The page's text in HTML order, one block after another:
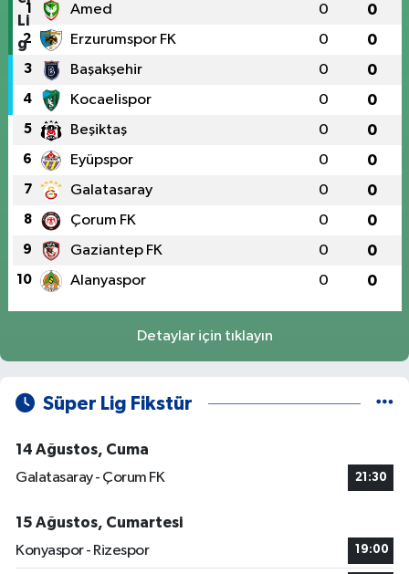
1 Amed 0 0
2 Erzurumspor FK 0 0
3 Başakşehir 0 0
4 Kocaelispor 0 0
5 Beşiktaş 0 0
6 Eyüpspor 0 0
7 Galatasaray 0 0
8 Çorum FK 0 0
9 Gaziantep FK 0 0
10 Alanyaspor 0 0
Detaylar için tıklayın
Süper Lig Fikstür
14 Ağustos, Cuma
Galatasaray - Çorum FK
21:30
15 Ağustos, Cumartesi
Konyaspor - Rizespor
19:00